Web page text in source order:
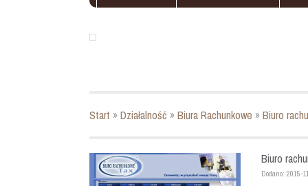
Start »Działalność »Biura Rachunkowe »Biuro
Biuro
Dodano: 2015-